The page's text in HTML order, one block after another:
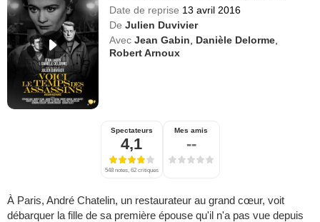
Date de reprise 13 avril 2016
De Julien Duvivier
Avec Jean Gabin Danièle Delorme
Robert Arnoux
Spectateurs
4,1
548 notes, 62 critiques
Mes amis
--
À Paris, André Chatelin, un restaurateur au grand cœur, voit
débarquer la fille de sa première épouse qu'il n'a pas vue depuis